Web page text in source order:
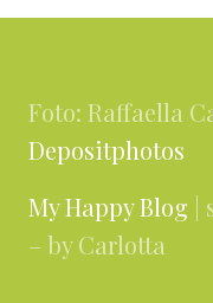
Foto: Raffaella
Depositphotos
My Happy Blog
– by Carlotta